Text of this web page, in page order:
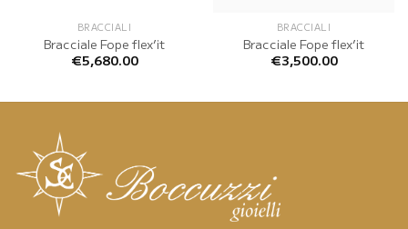
BRACCIALI
Bracciale Fope flex’it
€5,680.00
BRACCIALI
Bracciale Fope flex’it
€3,500.00